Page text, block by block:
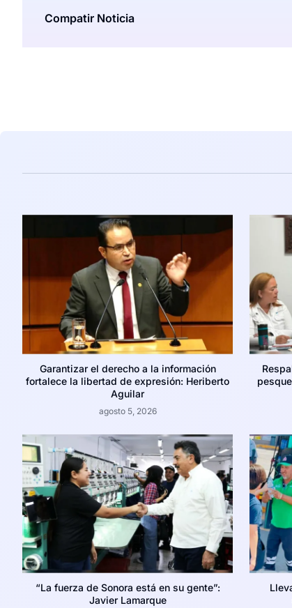
Compatir Noticia
Garantizar el derecho a la información
fortalece la libertad de expresión: Heriberto
Aguilar
agosto 5, 2026
“La fuerza de Sonora está en su gente”:
Javier Lamarque